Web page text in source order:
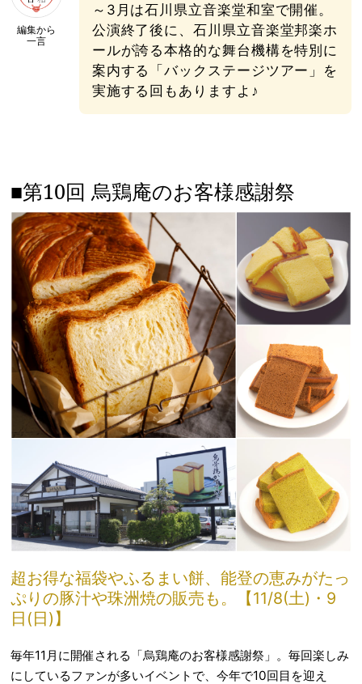
編集から
一言
～3月は石川県立音楽堂和室で開催。
公演終了後に、石川県立音楽堂邦楽ホ
ールが誇る本格的な舞台機構を特別に
案内する「バックステージツアー」を
実施する回もありますよ♪
■第10回 烏鶏庵のお客様感謝祭
超お得な福袋やふるまい餅、能登の恵みがたっ
ぷりの豚汁や珠洲焼の販売も。【11/8(土)・9
日(日)】
毎年11月に開催される「烏鶏庵のお客様感謝祭」。毎回楽しみ
にしているファンが多いイベントで、今年で10回目を迎え